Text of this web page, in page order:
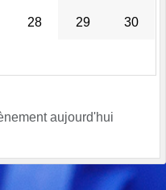
28 29 30
aujourd'hui